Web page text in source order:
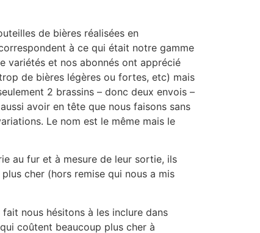
de bières réalisées en
à ce qui était notre gamme
variétés et nos abonnés ont apprécié
de bières légères ou fortes, etc) mais
2 brassins – donc deux envois –
avoir en tête que nous faisons sans
Le nom est le même mais le
au fur et à mesure de leur sortie, ils
cher (hors remise qui nous a mis
nous hésitons à les inclure dans
coûtent beaucoup plus cher à